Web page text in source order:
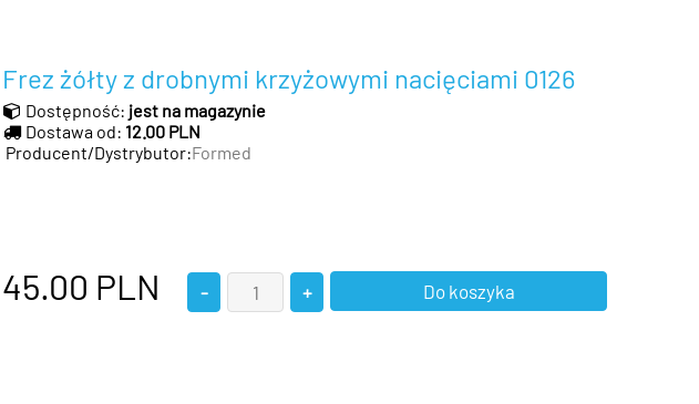
Frez żółty z drobnymi krzyżowymi nacięciami 0126
Dostępność: jest na magazynie
Dostawa od: 12.00 PLN
Producent/Dystrybutor:Formed
45.00 PLN